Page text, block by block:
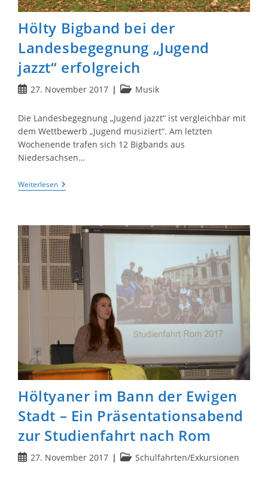
Hölty Bigband bei der
Landesbegegnung „Jugend
jazzt“ erfolgreich
Beitrag
27. November 2017
Beitrags-
Musik
Die Landesbegegnung „Jugend jazzt“ ist vergleichbar mit
dem Wettbewerb „Jugend musiziert“. Am letzten
Wochenende trafen sich 12 Bigbands aus
Niedersachsen…
WeiterlesenHölty
Bigband
Landesbegegnung
„Jugend
Jazzt“
Erfolgreich
Höltyaner im Bann der Ewigen
Stadt – Ein Präsentationsabend
zur Studienfahrt nach Rom
Beitrag
27. November 2017
Beitrags-
Schulfahrten/Exkursionen